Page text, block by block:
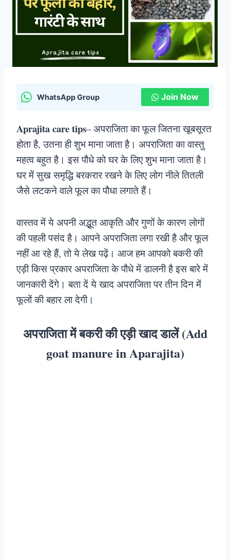
WhatsApp Group Join Now
Aprajita care tips– अपराजिता का फूल जितना खूबसूरत
होता है, उतना ही शुभ माना जाता है। अपराजिता का वास्तु
महत्व बहुत है। इस पौधे को घर के लिए शुभ माना जाता है।
घर में सुख समृद्धि बरकरार रखने के लिए लोग नीले तितली
जैसे लटकने वाले फूल का पौधा लगाते हैं।
वास्तव में ये अपनी अद्भूत आकृति और गुणों के कारण लोगों
की पहली पसंद है। आपने अपराजिता लगा रखी है और फूल
नहीं आ रहे हैं, तो ये लेख पढ़ें। आज हम आपको बकरी की
एड़ी किस प्रकार अपराजिता के पौधे में डालनी है इस बारे में
जानकारी देंगे। बता दें ये खाद अपराजिता पर तीन दिन में
फूलों की बहार ला देगी।
अपराजिता में बकरी की एड़ी खाद डालें (Add
goat manure in Aparajita)